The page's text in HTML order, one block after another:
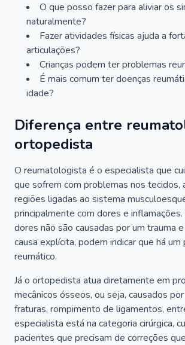
O que posso fazer para aliviar os
naturalmente?
Fazer atividades físicas ajuda a
articulações?
Crianças podem ter problemas
É mais comum ter doenças
idade?
Diferença entre
ortopedista
O reumatologista é o especialista que
que sofrem com problemas nos tecidos,
regiões ligadas ao sistema
principalmente com dores e inflamações.
dores não são causadas por um trauma
causa explícita, podem indicar que há um
reumático.
Já o ortopedista atua diretamente em
mecânicos ósseos, ou seja, causados
fraturas, rompimento de ligamentos,
especialista está na categoria cirúrgica,
pacientes que precisam de correções